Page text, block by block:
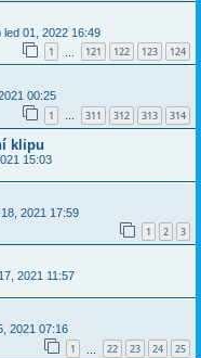
led 01, 2022 16:49
1 121 122 123 124
00:25
1 … 311 312 313 314
klipu
15:03
2021 17:59
1 2 3
2021 11:57
2021 07:16
1 22 23 24 25